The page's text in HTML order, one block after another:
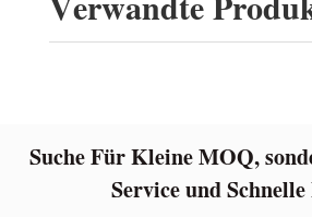
Verwandte
Suche Für Kleine MOQ,
Service und Schnelle